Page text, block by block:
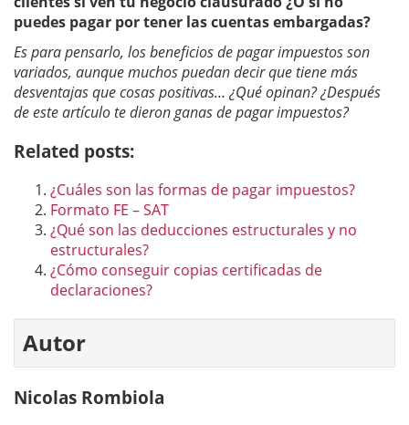
puedes pagar por tener las cuentas embargadas?
Es para pensarlo, los beneficios de pagar impuestos son
variados, aunque muchos puedan decir que tiene más
desventajas que cosas positivas… ¿Qué opinan? ¿Después
de este artículo te dieron ganas de pagar impuestos?
Related posts:
¿Cuáles son las formas de pagar impuestos?
Formato FE – SAT
¿Qué son las deducciones estructurales y no
estructurales?
¿Cómo conseguir copias certificadas de
declaraciones?
Autor
Nicolas Rombiola